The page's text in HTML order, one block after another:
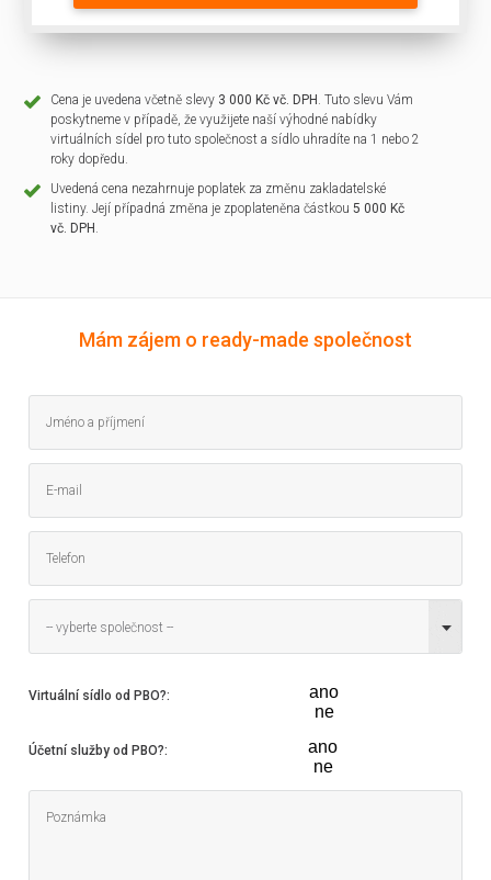
Cena je uvedena včetně slevy 3 000 Kč vč. DPH . Tuto slevu Vám
poskytneme v případě, že využijete naší výhodné nabídky
virtuálních sídel pro tuto společnost a sídlo uhradíte na 1 nebo 2
roky dopředu.
Uvedená cena nezahrnuje poplatek za změnu zakladatelské
listiny. Její případná změna je zpoplateněna částkou5 000 Kč
vč. DPH .
Mám zájem o ready-made společnost
-- vyberte společnost --
Virtuální sídlo od PBO?:
ano
ne
Účetní služby od PBO?:
ano
ne